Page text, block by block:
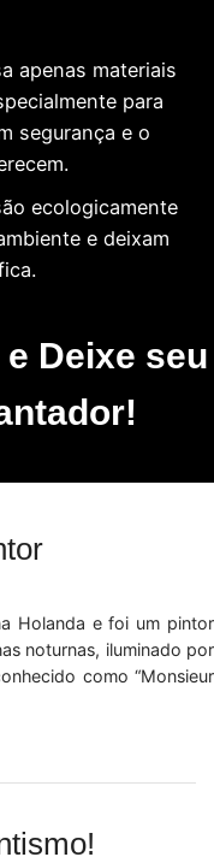
apenas materiais
para
segurança e o
ecologicamente
e deixam
Deixe seu
Holanda e foi um pintor
noturnas, iluminado por
como “Monsieur